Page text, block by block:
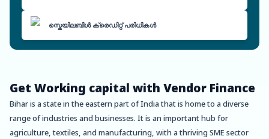
സ്കെയിലബിൾ ക്രെഡിറ്റ് പരിധികൾ
Get Working capital with Vendor Finance
Bihar is a state in the eastern part of India that is home to a diverse
range of industries and businesses. It is an important hub for
agriculture, textiles, and manufacturing, with a thriving SME sector